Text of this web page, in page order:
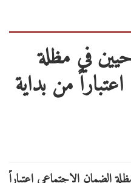
في مظلة
من بداية